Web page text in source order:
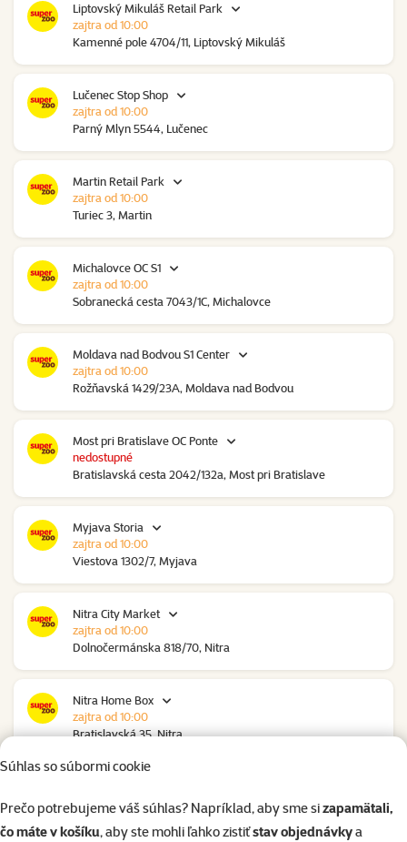
Súhlas so súbormi cookie
Prečo potrebujeme váš súhlas? Napríklad, aby sme sizapamätali,
čo máte v košíku, aby ste mohli ľahko zistiťstav objednávkya
Liptovský Mikuláš Retail Park
Kamenné pole 4704/11, Liptovský Mikuláš
zajtra od 10:00
Lučenec Stop Shop
Parný Mlyn 5544, Lučenec
zajtra od 10:00
Martin Retail Park
Turiec 3, Martin
zajtra od 10:00
Michalovce OC S1
Sobranecká cesta 7043/1C, Michalovce
zajtra od 10:00
Moldava nad Bodvou S1 Center
Rožňavská 1429/23A, Moldava nad Bodvou
zajtra od 10:00
Most pri Bratislave OC Ponte
Bratislavská cesta 2042/132a, Most pri Bratislave
nedostupné
Myjava Storia
Viestova 1302/7, Myjava
zajtra od 10:00
Nitra City Market
Dolnočermánska 818/70, Nitra
zajtra od 10:00
Nitra Home Box
Bratislavská 35, Nitra
zajtra od 10:00
Trenčianska 2740/70, Nové Mesto nad Váhom
zajtra od 10:00